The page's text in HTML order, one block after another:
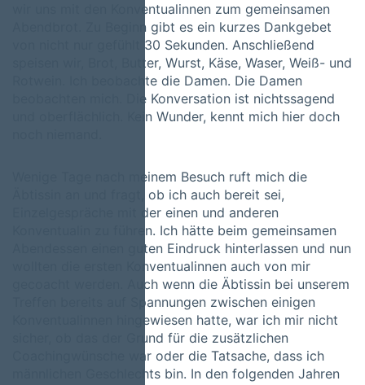
wir uns mit den Konventualinnen zum gemeinsamen
Abendbrot. Zu Beginn gibt es ein kurzes Dankgebet
von nicht nur gefühlt 30 Sekunden. Anschließend
speisen wir, Brot, Butter, Wurst, Käse, Waser, Weiß- und
Rotwein. Ich beobachte die Damen. Die Damen
beobachten mich. Die Konversation ist nichtssagend
und oberflächlich. Kein Wunder, kennt mich hier doch
Wenige Tage nach meinem Besuch ruft mich die
Äbtissin an und fragt, ob ich auch bereit sei,
Einzelgespräche mit der einen und anderen
Konventualin zu führen. Ich hätte beim gemeinsamen
Abendessen einen guten Eindruck hinterlassen und nun
wollten die ersten Konventualinnen auch von mir
gecoacht werden. Auch wenn die Äbtissin bei unserem
Treffen bereits auf Spannungen zwischen einigen
Konventualinnen hingewiesen hatte, war ich mir nicht
sicher, ob das der Grund für die zusätzlichen
Coachingwünsche war oder die Tatsache, dass ich
männlichen Geschlechts bin. In den folgenden Jahren